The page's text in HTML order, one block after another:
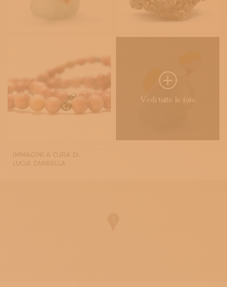
Vedi tutte le foto
IMMAGINI A CURA DI:
LUCIA ZARRELLA